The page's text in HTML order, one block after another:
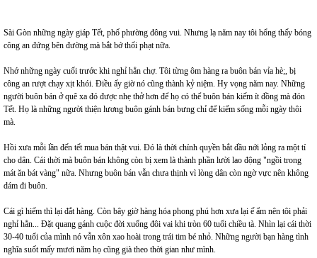
Sài Gòn những ngày giáp Tết, phố phường đông vui. Nhưng lạ năm nay tôi hổng thấy bóng
công an đứng bên đường mà bắt bớ thổi phạt nữa.
Nhớ những ngày cuối trước khi nghỉ hẳn chợ. Tôi từng ôm hàng ra buôn bán vỉa hè;, bị
công an rượt chạy xịt khói. Điều ấy giờ nó cũng thành kỷ niệm. Hy vọng năm nay. Những
người buôn bán ở quê xa đó được nhẹ thở hơn để họ có thể buôn bán kiếm ít đồng mà đón
Tết. Họ là những người thiện lương buôn gánh bán bưng chỉ để kiếm sống mỗi ngày thôi
mà.
Hồi xưa mỗi lần đến tết mua bán thật vui. Đó là thời chính quyền bắt đầu nới lỏng ra một tí
cho dân. Cái thời mà buôn bán không còn bị xem là thành phần lười lao động "ngồi trong
mát ăn bát vàng" nữa. Nhưng buôn bán vẫn chưa thịnh vì lòng dân còn ngờ vực nên không
dám đi buôn.
Cái gì hiếm thì lại đắt hàng. Còn bây giờ hàng hóa phong phú hơn xưa lại ế ẩm nên tôi phải
nghỉ hẳn... Đặt quang gánh cuộc đời xuống đôi vai khi tròn 60 tuổi chiều tà. Nhìn lại cái thời
30-40 tuổi của mình nó vẫn xôn xao hoài trong trái tim bé nhỏ. Những người bạn hàng tình
nghĩa suốt mấy mươi năm họ cũng già theo thời gian như mình.